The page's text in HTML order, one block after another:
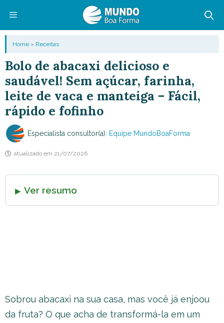
conteúdo
Menu
Home » Receitas
Bolo de abacaxi delicioso e
saudável! Sem açúcar, farinha,
leite de vaca e manteiga – Fácil,
rápido e fofinho
Especialista consultor(a): Equipe MundoBoaForma
atualizado em 21/07/2026
Ver resumo
Sobrou abacaxi na sua casa, mas você já enjoou
da fruta? O que acha de transformá-la em um